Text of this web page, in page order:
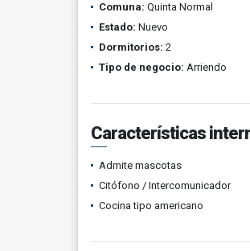
Comuna: Quinta Normal
Estado: Nuevo
Dormitorios: 2
Tipo de negocio: Arriendo
Características
Admite mascotas
Citófono / Intercomunicador
Cocina tipo americano